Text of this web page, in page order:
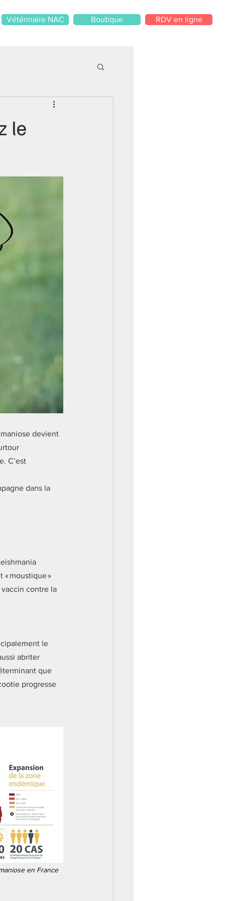
Vétérinaire NAC Boutique RDV en ligne
le
devient
C’est
dans la
« moustique »
contre la
le
abriter
que
progresse
en France